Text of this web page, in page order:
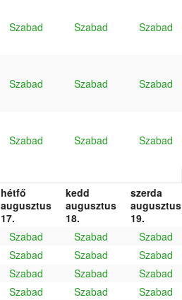
Szabad Szabad Szabad
Szabad Szabad Szabad
Szabad Szabad Szabad
hétfő
augusztus
17.
kedd
augusztus
18.
szerda
augusztus
19.
Szabad Szabad
Szabad
Szabad Szabad
Szabad
Szabad Szabad
Szabad
Szabad Szabad
Szabad